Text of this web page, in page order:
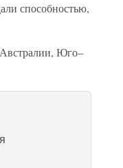
способностью,
Австралии, Юго–